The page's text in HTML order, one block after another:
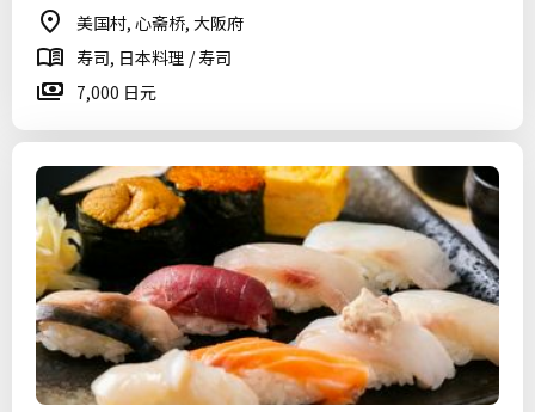
美国村, 心斋桥, 大阪府
寿司, 日本料理 / 寿司
7,000 日元